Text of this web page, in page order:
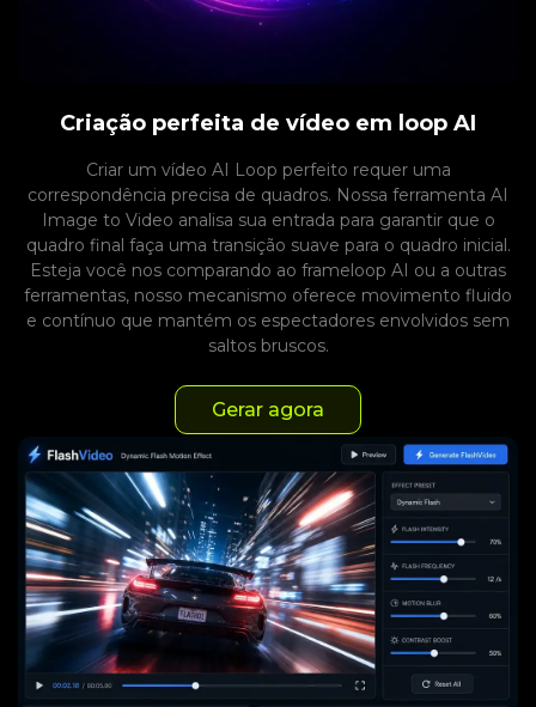
Criação perfeita de vídeo em loop AI
Criar um vídeo AI Loop perfeito requer uma
correspondência precisa de quadros. Nossa ferramenta AI
Image to Video analisa sua entrada para garantir que o
quadro final faça uma transição suave para o quadro inicial.
Esteja você nos comparando ao frameloop AI ou a outras
ferramentas, nosso mecanismo oferece movimento fluido
e contínuo que mantém os espectadores envolvidos sem
saltos bruscos.
Gerar agora